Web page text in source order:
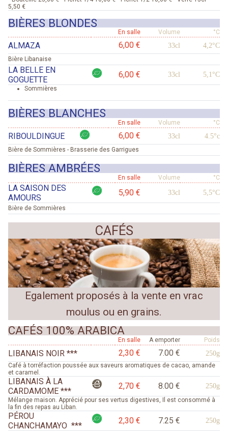
5,50 €
BIÈRES BLONDES
En salle Volume °C
ALMAZA 6,00 € 33cl 4,2°C
Bière Libanaise
LA BELLE EN
GOGUETTE
6,00 € 33cl 5,1°C
Sommières
BIÈRES BLANCHES
En salle Volume °C
RIBOULDINGUE 6,00 € 33cl 4.5°c
Bière de Sommières - Brasserie des Garrigues
BIÈRES AMBRÉES
En salle Volume °C
LA SAISON DES
AMOURS
5,90 € 33cl 5,5°C
Bière de Sommières
CAFÉS
Egalement proposés à la vente en vrac
moulus ou en grains.
CAFÉS 100% ARABICA
En salle A emporter Poids
LIBANAIS NOIR *** 2,30 € 7.00 € 250g
Café à torréfaction poussée aux saveurs aromatiques de cacao, amande
et caramel.
LIBANAIS À LA
CARDAMOME ***
2,70 € 8.00 € 250g
Mélange maison. Apprécié pour ses vertus digestives, Il est consommé à
la fin des repas au Liban.
PÉROU
CHANCHAMAYO ***
2,30 € 7.25 € 250g